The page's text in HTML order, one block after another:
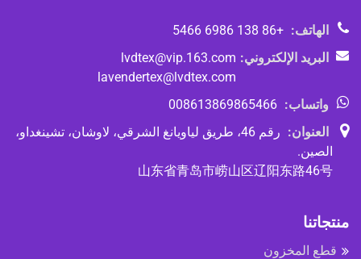
الهاتف: +86 138 6986 5466
البريد الإلكتروني: lvdtex@vip.163.com
lavendertex@lvdtex.com
واتساب: 008613869865466
العنوان:
رقم 46، طريق لياويانغ الشرقي، لاوشان، تشينغداو،
الصين.
山东省青岛市崂山区辽阳东路46号
منتجاتنا
قطع المخزون